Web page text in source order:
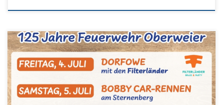
Vorbereitung zum Jubiläumsfest oberWIR geht in den heiße Phase
Oberweier gemeinsam Jubiläum. Mit einem dreitägigen Zeltfest
auf dem Parkplatz bei der Sternenberghalle in Friesenheim wird